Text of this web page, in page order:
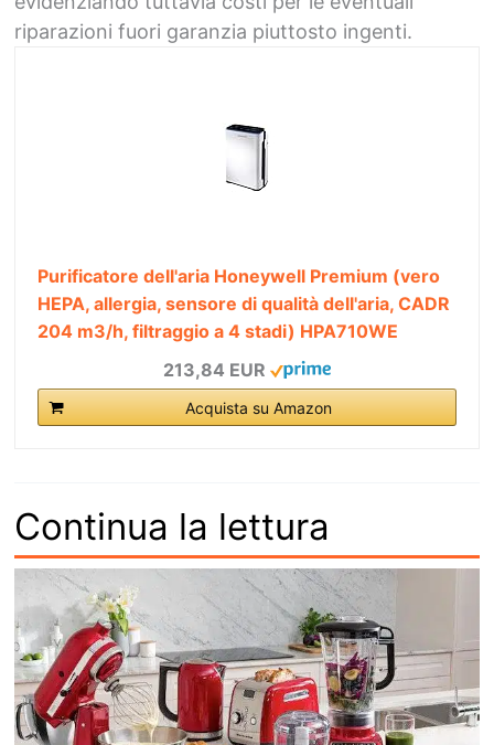
riparazioni fuori garanzia piuttosto ingenti.
Purificatore dell'aria Honeywell Premium (vero
HEPA, allergia, sensore di qualità dell'aria, CADR
204 m3/h, filtraggio a 4 stadi) HPA710WE
213,84 EUR
Acquista su Amazon
Continua la lettura